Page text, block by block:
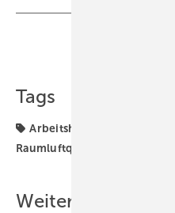
Tags
Arbeitshilfe
Raumluftqualität
Weitere Inhalte